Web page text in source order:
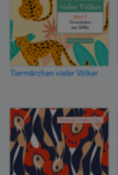
Tiermärchen vieler Völker